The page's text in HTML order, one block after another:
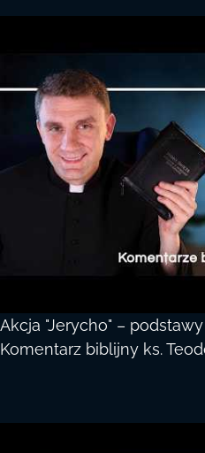
Akcja "Jerycho" –
Komentarz biblijny ks.